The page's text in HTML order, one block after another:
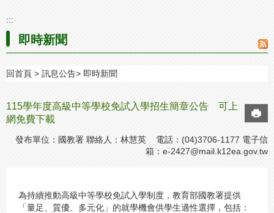
:::
即時新聞
回首頁 訊息公告 即時新聞
115學年度高級中等學校免試入學招生簡章公告 可上
網免費下載
發布單位：國教署 聯絡人：林慧英 電話：(04)3706-1177 電子信
箱： e-2427@mail.k12ea.gov.tw
為持續推動高級中等學校免試入學制度，教育部國教署提供
「量足、質優、多元化」的就學機會供學生適性選擇，包括：